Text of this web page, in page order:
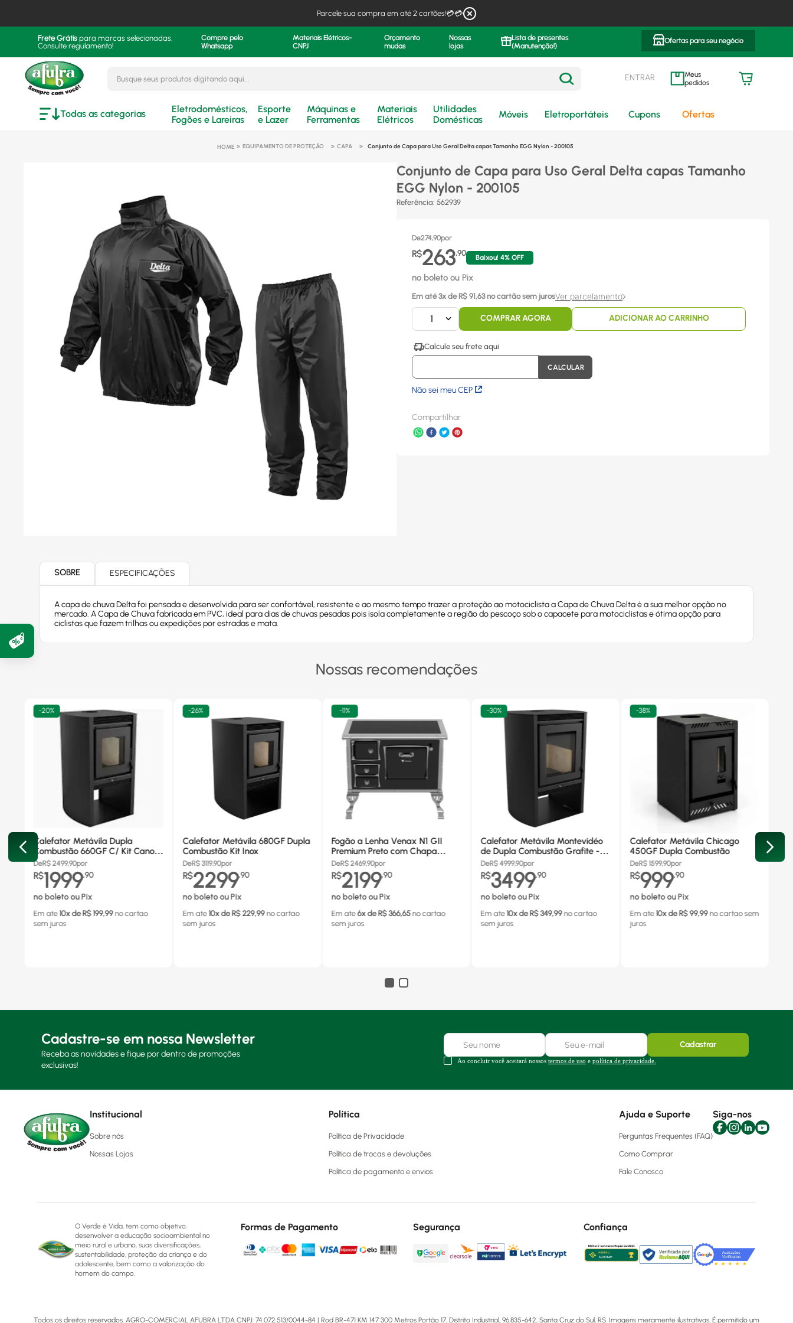
Parcele sua compra em até 2 cartões!💳💳
Frete Grátis para marcas selecionadas.
Consulte regulamento!
Compre pelo
Whatsapp
Materiais Elétricos-
CNPJ
Orçamento
mudas
Nossas
lojas
Lista de presentes
(Manutenção!)
Ofertas para seu negócio
ENTRAR meus pedidos
Todas as categorias
Eletrodomésticos,
Fogões e Lareiras
Esporte
e Lazer
Máquinas e
Ferramentas
Materiais
Elétricos
Utilidades
Domésticas
Móveis Eletroportáteis Cupons Ofertas
EQUIPAMENTO DE PROTEÇÃO CAPA Conjunto de Capa para Uso Geral Delta capas Tamanho EGG Nylon - 200105
Conjunto de Capa para Uso Geral Delta capas Tamanho
EGG Nylon - 200105
Referência: 562939
De274,90por
R$263,90
Baixou! 4% OFF
no boleto ou Pix
Em até 3x de R$ 91,63no cartão sem jurosVer parcelamento
1 COMPRAR AGORA ADICIONAR AO CARRINHO
Não sei meu CEP
Compartilhar
SOBRE ESPECIFICAÇÕES
A capa de chuva Delta foi pensada e desenvolvida para ser confortável, resistente e ao mesmo tempo trazer a proteção ao motociclista a Capa de Chuva Delta é a sua melhor opção no
mercado. A Capa de Chuva fabricada em PVC, ideal para dias de chuvas pesadas pois isola completamente a região do pescoço sob o capacete para motociclistas e ótima opção para
ciclistas que fazem trilhas ou expedições por estradas e mata.
Nossas recomendações
-20%
Calefator Metávila Dupla
Combustão 660GF C/ Kit Canos
Inox
DeR$ 2499,90por
R$1999,90
no boleto ou Pix
Em ate 10x de R$ 199,99 no cartao
sem juros
-26%
Calefator Metávila 680GF Dupla
Combustão Kit Inox
DeR$3119,90por
R$2299,90
no boleto ou Pix
Em ate 10x de R$ 229,99 no cartao
sem juros
-11%
Fogão a Lenha Venax N1 GII
Premium Preto com Chapa
Vitrocerâmica - Chaminé Saída
Lado Direito
DeR$ 2469,90por
R$2199,90
no boleto ou Pix
Em ate 6x de R$ 366,65 no cartao
sem juros
-30%
Calefator Metávila Montevidéo
de Dupla Combustão Grafite -
880GF
DeR$ 4999,90por
R$3499,90
no boleto ou Pix
Em ate 10x de R$ 349,99 no cartao
sem juros
-38%
Calefator Metávila Chicago
450GF Dupla Combustão
DeR$ 1599,90por
R$999,90
no boleto ou Pix
Em ate 10x de R$ 99,99 no cartaosem
juros
Cadastre-se em nossa Newsletter
Receba as novidades e fique por dentro de promoções
exclusivas!
Cadastrar
Ao concluir você aceitará nossos termos de uso e política de privacidade.
Institucional
Sobre nós
Nossas Lojas
Política
Política de Privacidade
Política de trocas e devoluções
Política de pagamento e envios
Ajuda e Suporte
Perguntas Frequentes (FAQ)
Como Comprar
Fale Conosco
Siga-nos
O Verde é Vida, tem como objetivo,
desenvolver a educação socioambiental no
meio rural e urbano, suas diversificações,
sustentabilidade, proteção da criança e do
adolescente, bem como a valorização do
homem do campo.
Formas de Pagamento Segurança Confiança
Todos os direitos reservados. AGRO-COMERCIAL AFUBRA LTDA CNPJ: 74.072.513/0044-84 | Rod BR-471 KM 147 300 Metros Portão 17, Distrito Industrial, 96.835-642, Santa Cruz do Sul, RS. Imagens meramente ilustrativas. É permitido um